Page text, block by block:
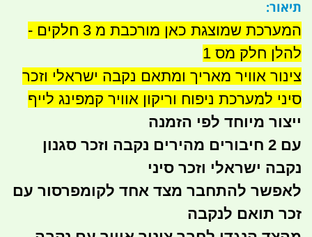
תיאור:
המערכת שמוצגת כאן מורכבת מ 3 חלקים -
להלן חלק מס 1
צינור אוויר מאריך ומתאם נקבה ישראלי וזכר
סיני למערכת ניפוח וריקון אוויר קמפינג לייף
ייצור מיוחד לפי הזמנה
עם 2 חיבורים מהירים נקבה וזכר סגנון
נקבה ישראלי וזכר סיני
לאפשר להתחבר מצד אחד לקומפרסור עם
זכר תואם לנקבה